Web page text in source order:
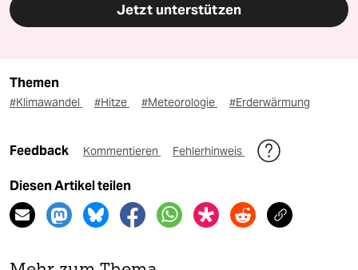
Jetzt unterstützen
Themen
#Klimawandel #Hitze #Meteorologie #Erderwärmung
Feedback Kommentieren Fehlerhinweis
Diesen Artikel teilen